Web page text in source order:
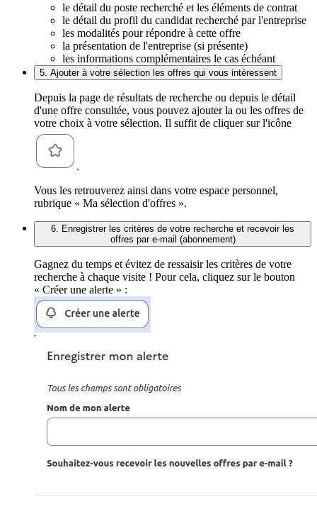
le détail du poste recherché et les éléments de contrat
le détail du profil du candidat recherché par l'entreprise
les modalités pour répondre à cette offre
la présentation de l'entreprise (si présente)
les informations complémentaires le cas échéant
5. Ajouter à votre sélection les offres qui vous intéressent
Depuis la page de résultats de recherche ou depuis le détail
d'une offre consultée, vous pouvez ajouter la ou les offres de
votre choix à votre sélection. Il suffit de cliquer sur l'icône
.
Vous les retrouverez ainsi dans votre espace personnel,
rubrique « Ma sélection d'offres ».
6. Enregistrer les critères de votre recherche et recevoir les
offres par e-mail (abonnement)
Gagnez du temps et évitez de ressaisir les critères de votre
recherche à chaque visite ! Pour cela, cliquez sur le bouton
« Créer une alerte » :